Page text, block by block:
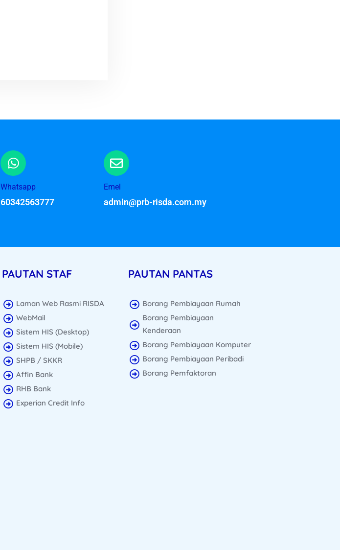
Whatsapp
60342563777
Emel
admin@prb-risda.com.my
PAUTAN STAF
Laman Web Rasmi RISDA
WebMail
Sistem HIS (Desktop)
Sistem HIS (Mobile)
SHPB / SKKR
Affin Bank
RHB Bank
Experian Credit Info
PAUTAN PANTAS
Borang Pembiayaan Rumah
Borang Pembiayaan
Kenderaan
Borang Pembiayaan Komputer
Borang Pembiayaan Peribadi
Borang Pemfaktoran